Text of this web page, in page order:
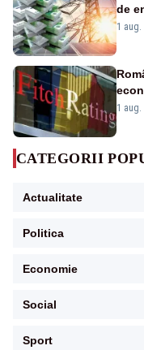
de
1 aug.
1 aug.
CATEGORII
Actualitate
Politica
Economie
Social
Sport